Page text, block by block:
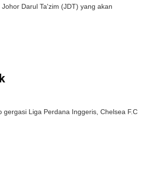
Darul Ta'zim (JDT) yang akan
gergasi Liga Perdana Inggeris, Chelsea F.C